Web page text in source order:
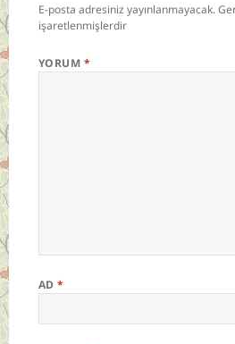
E-posta adresiniz yayınlanmayacak.
işaretlenmişlerdir
YORUM *
AD*